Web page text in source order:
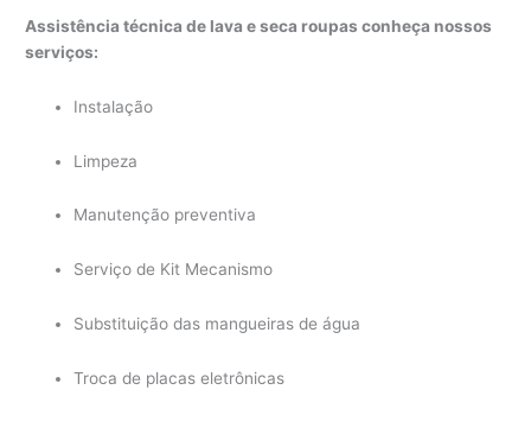
Assistência técnica de lava e seca roupas conheça nossos
serviços:
Instalação
Limpeza
Manutenção preventiva
Serviço de Kit Mecanismo
Substituição das mangueiras de água
Troca de placas eletrônicas